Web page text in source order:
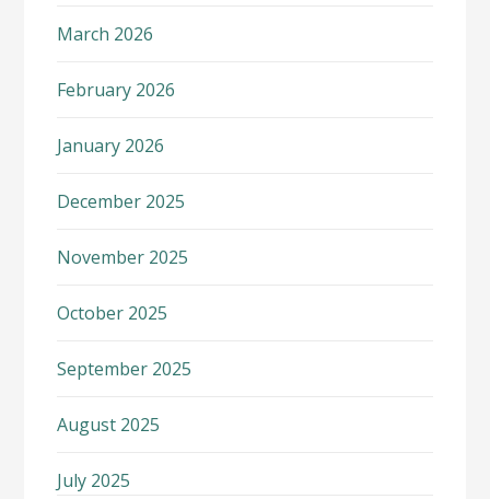
March 2026
February 2026
January 2026
December 2025
November 2025
October 2025
September 2025
August 2025
July 2025